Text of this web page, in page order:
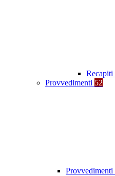
Recapiti
Provvedimenti 52